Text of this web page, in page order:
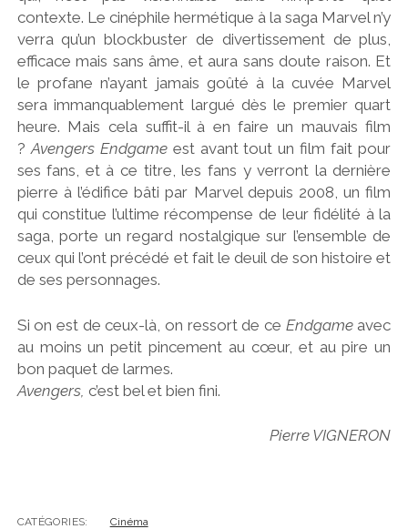
contexte. Le cinéphile hermétique à la saga Marvel n’y
verra qu’un blockbuster de divertissement de plus,
efficace mais sans âme, et aura sans doute raison. Et
le profane n’ayant jamais goûté à la cuvée Marvel
sera immanquablement largué dès le premier quart
heure. Mais cela suffit-il à en faire un mauvais film
?Avengers Endgameest avant tout un film fait pour
ses fans, et à ce titre, les fans y verront la dernière
pierre à l’édifice bâti par Marvel depuis 2008, un film
qui constitue l’ultime récompense de leur fidélité à la
saga, porte un regard nostalgique sur l’ensemble de
ceux qui l’ont précédé et fait le deuil de son histoire et
de ses personnages.
Si on est de ceux-là, on ressort de ce Endgame avec
au moins un petit pincement au cœur, et au pire un
bon paquet de larmes.
Avengers, c’est bel et bien fini.
Pierre VIGNERON
CATÉGORIES: Cinéma